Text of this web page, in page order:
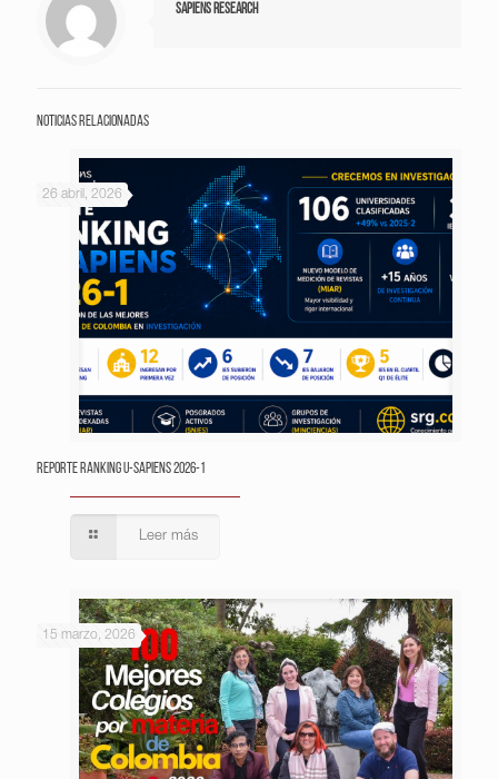
Sapiens Research
Noticias relacionadas
26 abril, 2026
Reporte Ranking U-Sapiens 2026-1
Leer más
15 marzo, 2026